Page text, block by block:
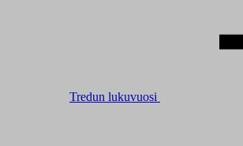
Tredun lukuvuosi